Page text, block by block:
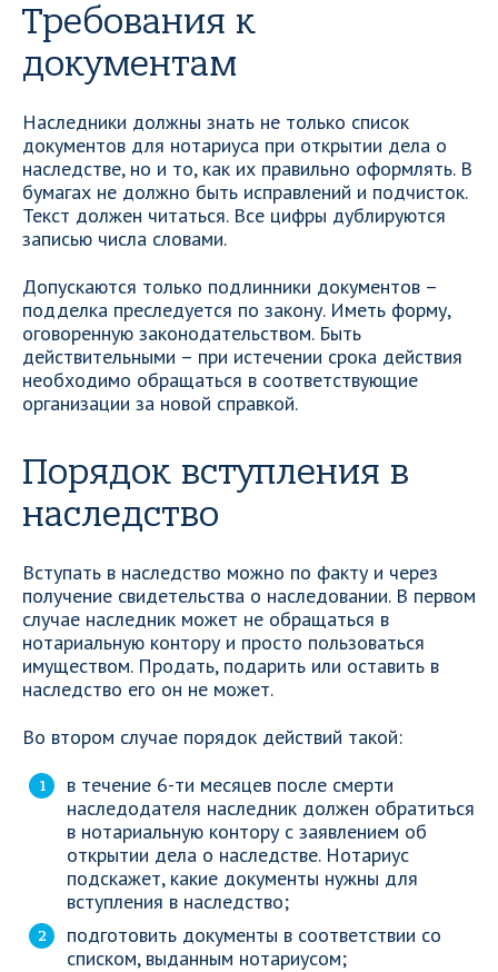
Требования к
документам
Наследники должны знать не только список
документов для нотариуса при открытии дела о
наследстве, но и то, как их правильно оформлять. В
бумагах не должно быть исправлений и подчисток.
Текст должен читаться. Все цифры дублируются
записью числа словами.
Допускаются только подлинники документов –
подделка преследуется по закону. Иметь форму,
оговоренную законодательством. Быть
действительными – при истечении срока действия
необходимо обращаться в соответствующие
организации за новой справкой.
Порядок вступления в
наследство
Вступать в наследство можно по факту и через
получение свидетельства о наследовании. В первом
случае наследник может не обращаться в
нотариальную контору и просто пользоваться
имуществом. Продать, подарить или оставить в
наследство его он не может.
Во втором случае порядок действий такой:
в течение 6-ти месяцев после смерти
наследодателя наследник должен обратиться
в нотариальную контору с заявлением об
открытии дела о наследстве. Нотариус
подскажет, какие документы нужны для
вступления в наследство;
подготовить документы в соответствии со
списком, выданным нотариусом;